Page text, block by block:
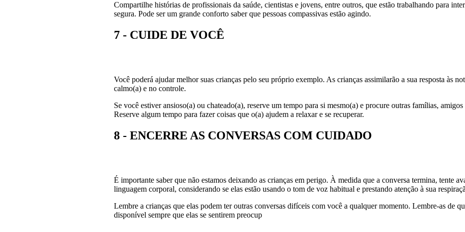
Compartilhe histórias de profissionais da saúde, cientistas e jovens, entre outros, que estão trabalhando para
segura. Pode ser um grande conforto saber que pessoas compassivas estão agindo.
7 - CUIDE DE VOCÊ
Você poderá ajudar melhor suas crianças pelo seu próprio exemplo. As crianças assimilarão a sua resposta às
calmo(a) e no controle.
Se você estiver ansioso(a) ou chateado(a), reserve um tempo para si mesmo(a) e procure outras famílias,
Reserve algum tempo para fazer coisas que o(a) ajudem a relaxar e se recuperar.
8 - ENCERRE AS CONVERSAS COM CUIDADO
É importante saber que não estamos deixando as crianças em perigo. À medida que a conversa termina, tente
linguagem corporal, considerando se elas estão usando o tom de voz habitual e prestando atenção à sua
Lembre a crianças que elas podem ter outras conversas difíceis com você a qualquer momento. Lembre-as de
disponível sempre que elas se sentirem preocup